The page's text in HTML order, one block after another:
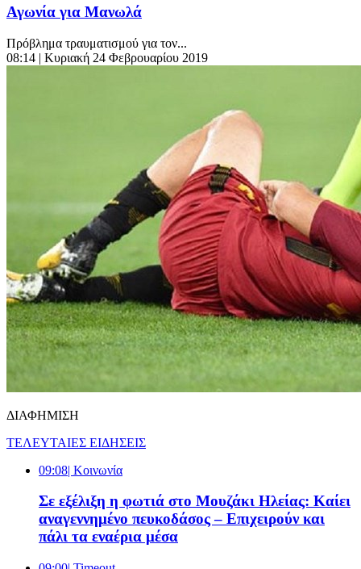
Αγωνία για Μανωλά
Πρόβλημα τραυματισμού για τον...
08:14 | Κυριακή 24 Φεβρουαρίου 2019
ΔΙΑΦΗΜΙΣΗ
ΤΕΛΕΥΤΑΙΕΣ ΕΙΔΗΣΕΙΣ
09:08| Κοινωνία
Σε εξέλιξη η φωτιά στο Μουζάκι Ηλείας: Καίει
αναγεννημένο πευκοδάσος – Επιχειρούν και
πάλι τα εναέρια μέσα